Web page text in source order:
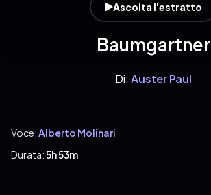
Ascolta l'estratto
Baumgartner
Di: Auster Paul
Voce:Alberto Molinari
Durata:5h 53m